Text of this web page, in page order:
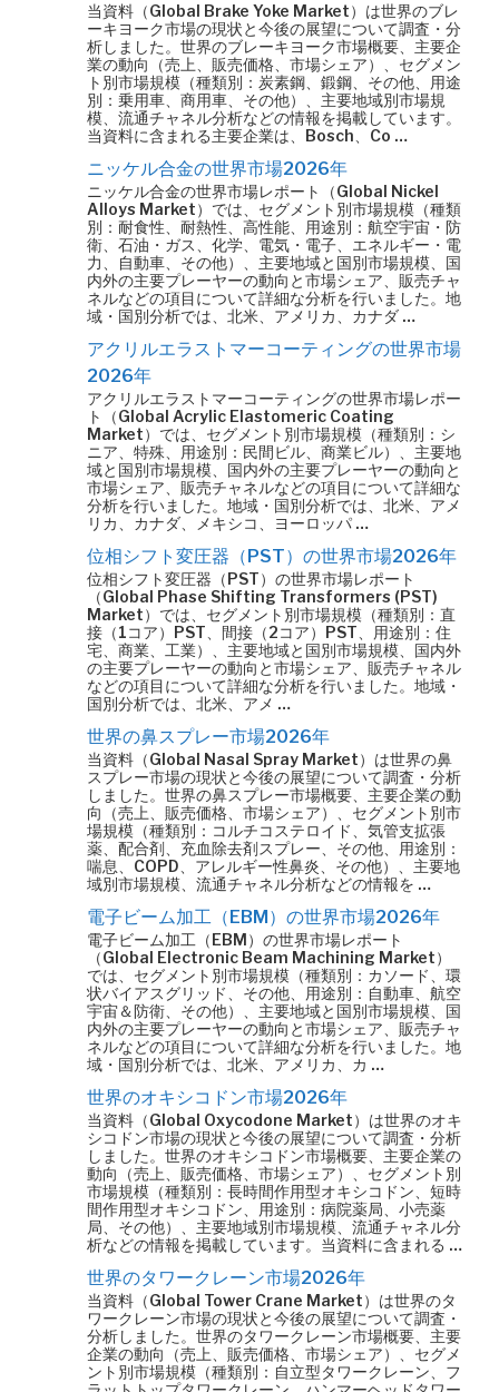
当資料（Global Brake Yoke Market）は世界のブレ
ーキヨーク市場の現状と今後の展望について調査・分
析しました。世界のブレーキヨーク市場概要、主要企
業の動向（売上、販売価格、市場シェア）、セグメン
ト別市場規模（種類別：炭素鋼、鍛鋼、その他、用途
別：乗用車、商用車、その他）、主要地域別市場規
模、流通チャネル分析などの情報を掲載しています。
当資料に含まれる主要企業は、Bosch、Co …
ニッケル合金の世界市場2026年
ニッケル合金の世界市場レポート（Global Nickel
Alloys Market）では、セグメント別市場規模（種類
別：耐食性、耐熱性、高性能、用途別：航空宇宙・防
衛、石油・ガス、化学、電気・電子、エネルギー・電
力、自動車、その他）、主要地域と国別市場規模、国
内外の主要プレーヤーの動向と市場シェア、販売チャ
ネルなどの項目について詳細な分析を行いました。地
域・国別分析では、北米、アメリカ、カナダ …
アクリルエラストマーコーティングの世界市場
2026年
アクリルエラストマーコーティングの世界市場レポー
ト（Global Acrylic Elastomeric Coating
Market）では、セグメント別市場規模（種類別：シ
ニア、特殊、用途別：民間ビル、商業ビル）、主要地
域と国別市場規模、国内外の主要プレーヤーの動向と
市場シェア、販売チャネルなどの項目について詳細な
分析を行いました。地域・国別分析では、北米、アメ
リカ、カナダ、メキシコ、ヨーロッパ …
位相シフト変圧器（PST）の世界市場2026年
位相シフト変圧器（PST）の世界市場レポート
（Global Phase Shifting Transformers (PST)
Market）では、セグメント別市場規模（種類別：直
接（1コア）PST、間接（2コア）PST、用途別：住
宅、商業、工業）、主要地域と国別市場規模、国内外
の主要プレーヤーの動向と市場シェア、販売チャネル
などの項目について詳細な分析を行いました。地域・
国別分析では、北米、アメ …
世界の鼻スプレー市場2026年
当資料（Global Nasal Spray Market）は世界の鼻
スプレー市場の現状と今後の展望について調査・分析
しました。世界の鼻スプレー市場概要、主要企業の動
向（売上、販売価格、市場シェア）、セグメント別市
場規模（種類別：コルチコステロイド、気管支拡張
薬、配合剤、充血除去剤スプレー、その他、用途別：
喘息、COPD、アレルギー性鼻炎、その他）、主要地
域別市場規模、流通チャネル分析などの情報を …
電子ビーム加工（EBM）の世界市場2026年
電子ビーム加工（EBM）の世界市場レポート
（Global Electronic Beam Machining Market）
では、セグメント別市場規模（種類別：カソード、環
状バイアスグリッド、その他、用途別：自動車、航空
宇宙＆防衛、その他）、主要地域と国別市場規模、国
内外の主要プレーヤーの動向と市場シェア、販売チャ
ネルなどの項目について詳細な分析を行いました。地
域・国別分析では、北米、アメリカ、カ …
世界のオキシコドン市場2026年
当資料（Global Oxycodone Market）は世界のオキ
シコドン市場の現状と今後の展望について調査・分析
しました。世界のオキシコドン市場概要、主要企業の
動向（売上、販売価格、市場シェア）、セグメント別
市場規模（種類別：長時間作用型オキシコドン、短時
間作用型オキシコドン、用途別：病院薬局、小売薬
局、その他）、主要地域別市場規模、流通チャネル分
析などの情報を掲載しています。当資料に含まれる …
世界のタワークレーン市場2026年
当資料（Global Tower Crane Market）は世界のタ
ワークレーン市場の現状と今後の展望について調査・
分析しました。世界のタワークレーン市場概要、主要
企業の動向（売上、販売価格、市場シェア）、セグメ
ント別市場規模（種類別：自立型タワークレーン、フ